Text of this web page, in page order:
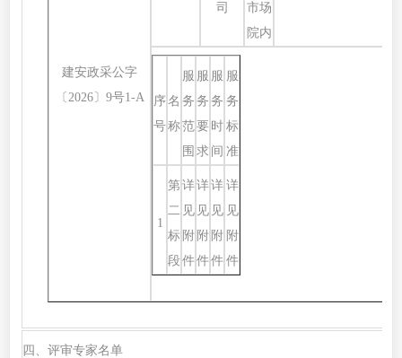
建安政采公字
〔 2026〕9号1-A
司
市场
院内
序
号
名
称
服
务
范
围
服
务
要
求
服
务
时
间
服
务
标
准
1
第
二
标
段
详
见
附
件
详
见
附
件
详
见
附
件
详
见
附
件
四、评审专家名单